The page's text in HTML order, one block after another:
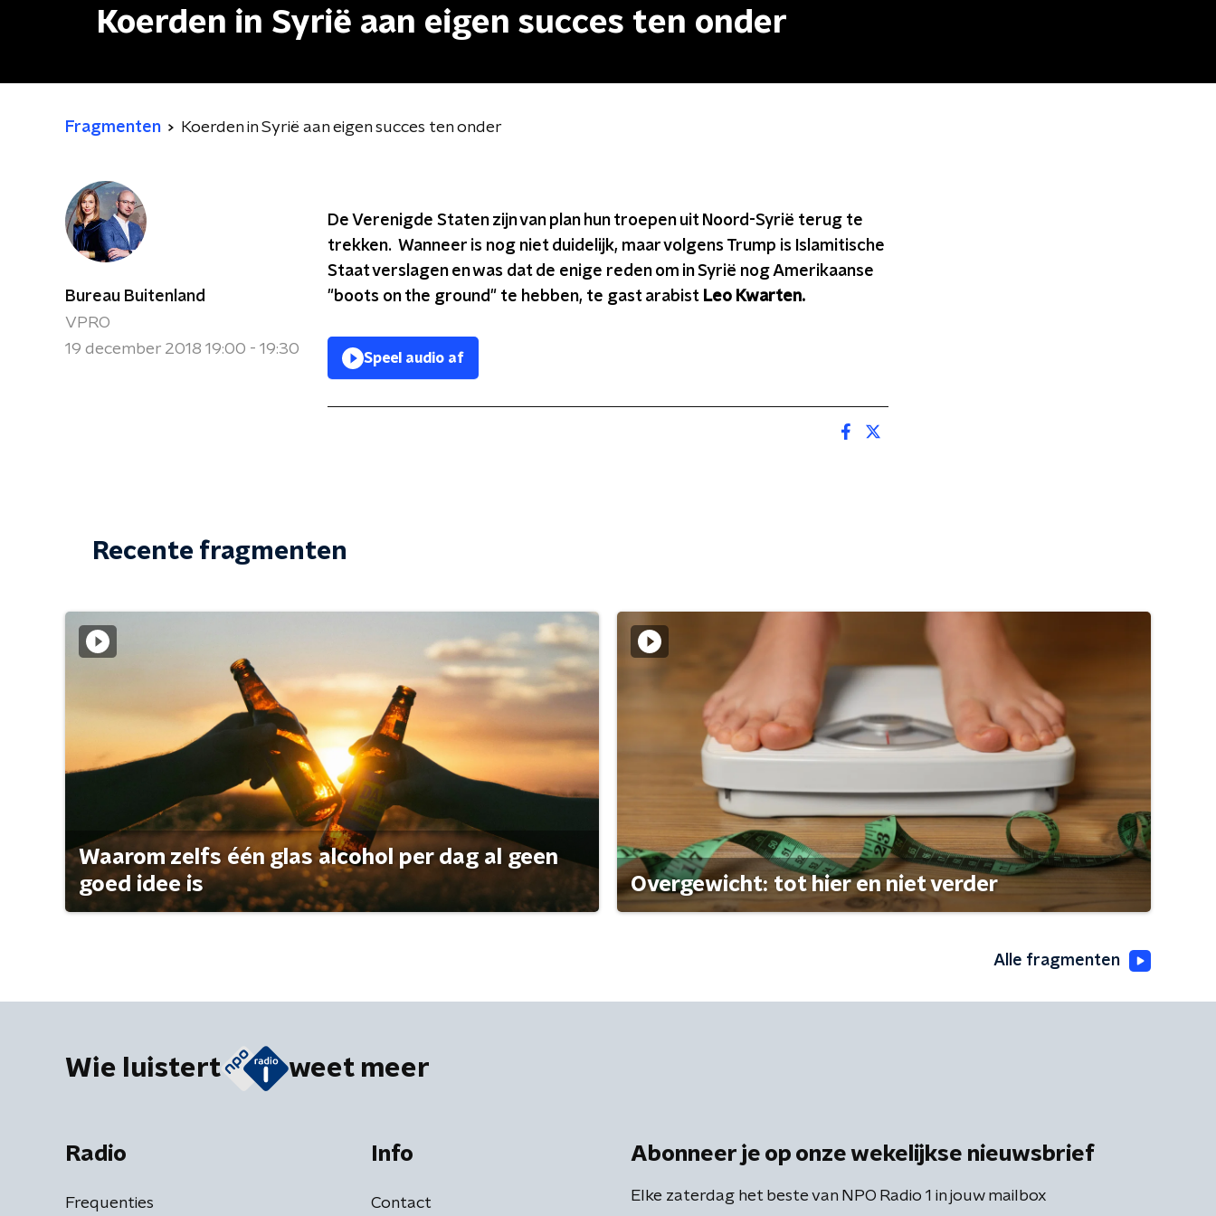
Koerden in Syrië aan eigen succes ten onder
Fragmenten Koerden in Syrië aan eigen succes ten onder
Bureau Buitenland
VPRO
19 december 2018 19:00 - 19:30
De Verenigde Staten zijn van plan hun troepen uit Noord-Syrië terug te
trekken. Wanneer is nog niet duidelijk, maar volgens Trump is Islamitische
Staat verslagen en was dat de enige reden om in Syrië nog Amerikaanse
"boots on the ground" te hebben, te gast arabist Leo Kwarten.
Speel audio af
Recente fragmenten
Waarom zelfs één glas alcohol per dag al geen
goed idee is
Overgewicht: tot hier en niet verder
Alle fragmenten
Wie luistert weet meer
Radio
Frequenties
Info
Contact
Abonneer je op onze wekelijkse nieuwsbrief
Elke zaterdag het beste van NPO Radio 1 in jouw mailbox